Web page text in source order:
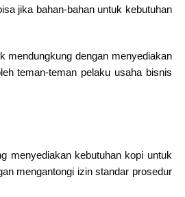
jika bahan-bahan untuk kebutuhan
mendungkung dengan menyediakan
teman-teman pelaku usaha bisnis
menyediakan kebutuhan kopi untuk
mengantongi izin standar prosedur